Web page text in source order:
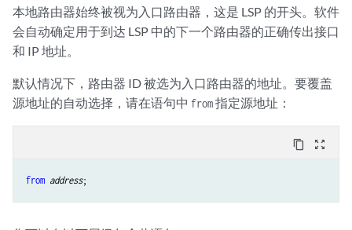
本地路由器始终被视为入口路由器，这是 LSP 的开头。软件
会自动确定用于到达 LSP 中的下一个路由器的正确传出接口
和 IP 地址。
默认情况下，路由器 ID 被选为入口路由器的地址。要覆盖
源地址的自动选择，请在语句中 from指定源地址：
content_copy zoom_out_map
from address